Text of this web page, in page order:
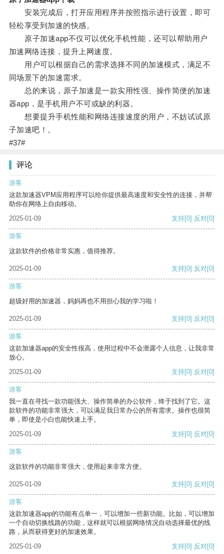
安装完成后，打开应用程序并按照指示进行设置，即可
轻松享受到加速的快感。
原子加速app不仅可以优化手机性能，还可以帮助用户
加速网络连接，提升上网速度。
用户可以根据自己的需求选择不同的加速模式，满足不
同场景下的加速需求。
总的来说，原子加速是一款实用性强、操作简便的加速
器app，是手机用户不可或缺的利器。
想要提升手机性能和网络连接速度的用户，不妨试试原
子加速吧！。
#37#
评论
游客
这款加速器VPM应用程序可以给你提供最高速度和安全性的连接，并帮
助你在网络上自由移动。
2025-01-09
支持[0] 反对[0]
游客
这款软件的价格非常实惠，值得推荐。
2025-01-09 支持[0] 反对[0]
游客
超级好用的加速器，妈妈再也不用担心我的学习啦！
2025-01-09 支持[0] 反对[0]
游客
这款加速器app的安全性很高，使用过程中不会泄露个人信息，让我非常
放心。
2025-01-09
支持[0] 反对[0]
游客
我一直在寻找一款功能强大、操作简单的办公软件，终于找到了它。这
款软件的功能非常强大，可以满足我日常办公的所有需求。操作也很简
单，即使是小白也能快速上手。
2025-01-09
支持[0] 反对[0]
游客
这款软件的功能非常强大，使用起来非常方便。
2025-01-09 支持[0] 反对[0]
游客
这款加速器app的功能有点单一，可以增加一些新功能。比如，可以增加
一个自动切换线路的功能，这样就可以根据网络情况自动选择最优的线
路，从而获得更好的加速效果。
2025-01-09
支持[0] 反对[0]